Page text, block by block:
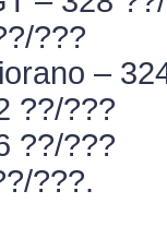
???
–
??/???
??/???
???.